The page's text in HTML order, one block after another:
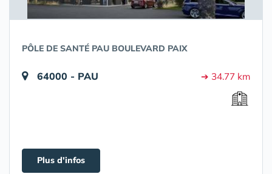
PÔLE DE SANTÉ PAU BOULEVARD PAIX
64000 - PAU ➔ 34.77 km
Plus d'infos